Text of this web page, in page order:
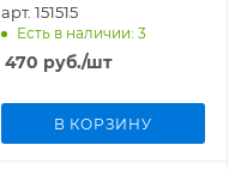
арт. 151515
Есть в наличии: 3
470 руб./шт
В КОРЗИНУ